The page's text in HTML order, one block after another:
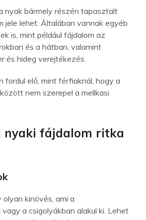
nyak bármely részén tapasztalt
jele lehet. Általában vannak egyéb
is, mint például fájdalom az
és a hátban, valamint
és hideg verejtékezés.
fordul elő, mint férfiaknál, hogy a
nem szerepel a mellkasi
nyaki fájdalom ritka
kinövés, ami a
a csigolyákban alakul ki. Lehet